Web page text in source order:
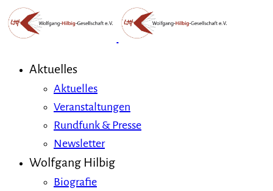
Aktuelles
Aktuelles
Veranstaltungen
Rundfunk & Presse
Newsletter
Wolfgang Hilbig
Biografie